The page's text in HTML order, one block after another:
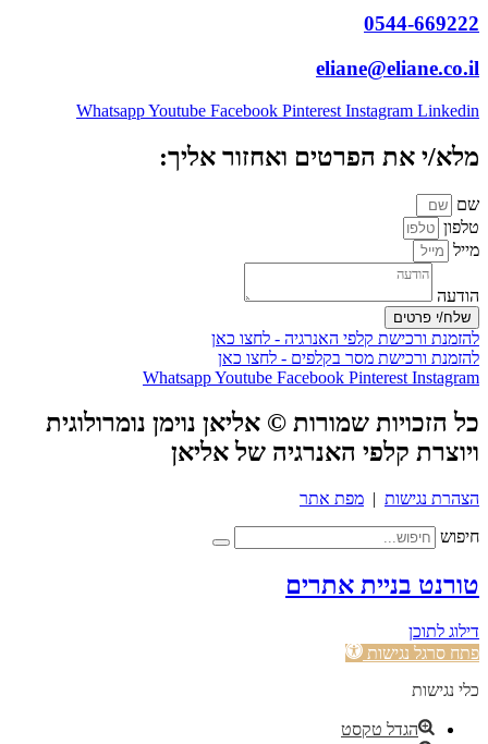
0544-669222
eliane@eliane.co.il
WhatsappYoutube Facebook Pinterest Instagram Linkedin
מלא/י את הפרטים ואחזור אליך:
שם
טלפון
מייל
הודעה
שלח/י פרטים
להזמנת ורכישת קלפי האנרגיה - לחצו כאן
להזמנת ורכישת מסר בקלפים - לחצו כאן
WhatsappYoutube Facebook Pinterest Instagram
כל הזכויות שמורות © אליאן נוימן נומרולוגית
ויוצרת קלפי האנרגיה של אליאן
הצהרת נגישות | מפת אתר
חיפוש
טורנט בניית אתרים
דילוג לתוכן
פתח סרגל נגישות
כלי נגישות
הגדל טקסט